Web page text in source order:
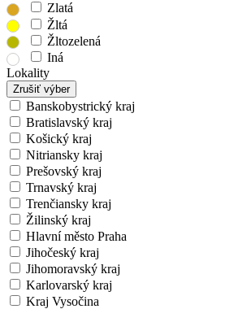
Zlatá
Žltá
Žltozelená
Iná
Lokality
Zrušiť výber
Banskobystrický kraj
Bratislavský kraj
Košický kraj
Nitriansky kraj
Prešovský kraj
Trnavský kraj
Trenčiansky kraj
Žilinský kraj
Hlavní město Praha
Jihočeský kraj
Jihomoravský kraj
Karlovarský kraj
Kraj Vysočina